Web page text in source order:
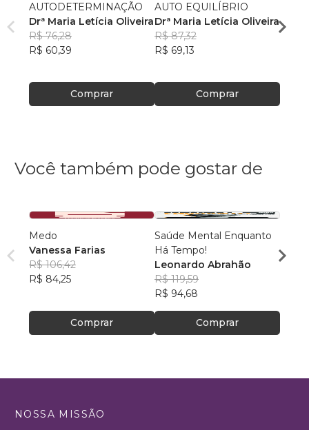
AUTODETERMINAÇÃO
Drª Maria Letícia Oliveira
R$ 76,28
R$ 60,39
Comprar
AUTO EQUILÍBRIO
Drª Maria Letícia Oliveira
R$ 87,32
R$ 69,13
Comprar
Drª
R$
Você também pode gostar de
Medo
Vanessa Farias
R$ 106,42
R$ 84,25
Comprar
Saúde Mental Enquanto
Há Tempo!
Leonardo Abrahão
R$ 119,59
R$ 94,68
Comprar
paz!
NOSSA MISSÃO